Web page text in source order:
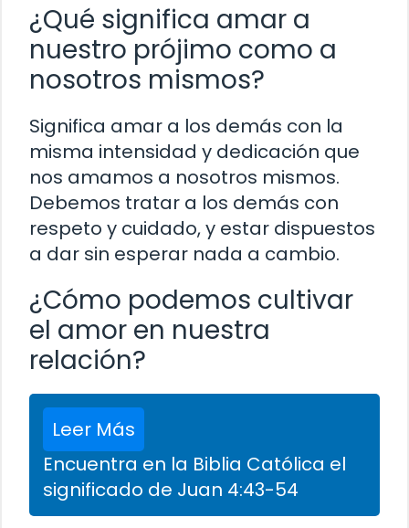
¿Qué significa amar a
nuestro prójimo como a
nosotros mismos?
Significa amar a los demás con la
misma intensidad y dedicación que
nos amamos a nosotros mismos.
Debemos tratar a los demás con
respeto y cuidado, y estar dispuestos
a dar sin esperar nada a cambio.
¿Cómo podemos cultivar
el amor en nuestra
relación?
Leer Más
Encuentra en la Biblia Católica el
significado de Juan 4:43-54